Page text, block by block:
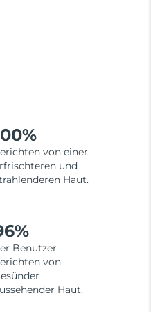
von einer
und
Haut.
Benutzer
von
Haut.